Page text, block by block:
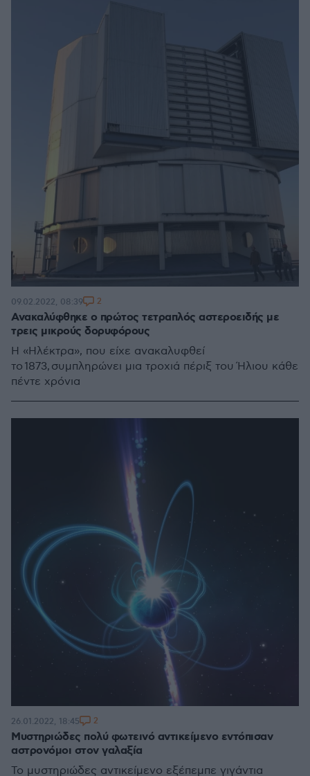
Ανακαλύφθηκε ο πρώτος τετραπλός αστεροειδής με
τρεις μικρούς δορυφόρους
Η «Ηλέκτρα», που είχε ανακαλυφθεί
το 1873, συμπληρώνει μια τροχιά πέριξ του Ήλιου κάθε
πέντε χρόνια
09.02.2022, 08:39 2
Μυστηριώδες πολύ φωτεινό αντικείμενο εντόπισαν
αστρονόμοι στον γαλαξία
Το μυστηριώδες αντικείμενο εξέπεμπε γιγάντια
26.01.2022, 18:45 2